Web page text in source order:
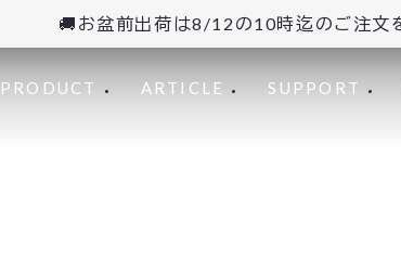
🚚お盆前出荷は8/12の10時迄のご注文
PRODUCT ARTICLE SUPPORT